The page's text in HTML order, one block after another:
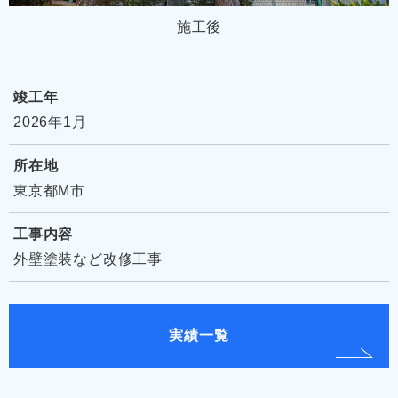
施工後
竣工年
2026年1月
所在地
東京都M市
工事内容
外壁塗装など改修工事
実績一覧